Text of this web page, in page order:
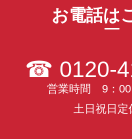
お電話は
☎ 0120-
営業時間 9：00
土日祝日定